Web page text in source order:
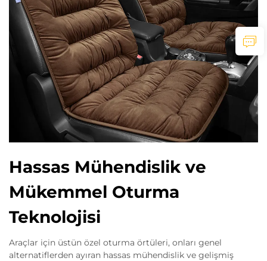
Hassas Mühendislik ve
Mükemmel Oturma
Teknolojisi
Araçlar için üstün özel oturma örtüleri, onları genel
alternatiflerden ayıran hassas mühendislik ve gelişmiş